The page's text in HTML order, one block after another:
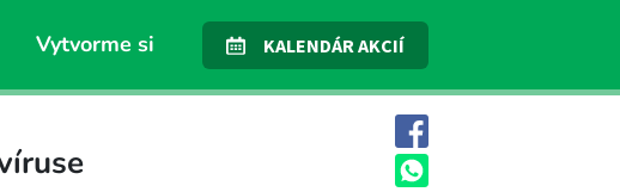
Vytvorme si KALENDÁR AKCIÍ